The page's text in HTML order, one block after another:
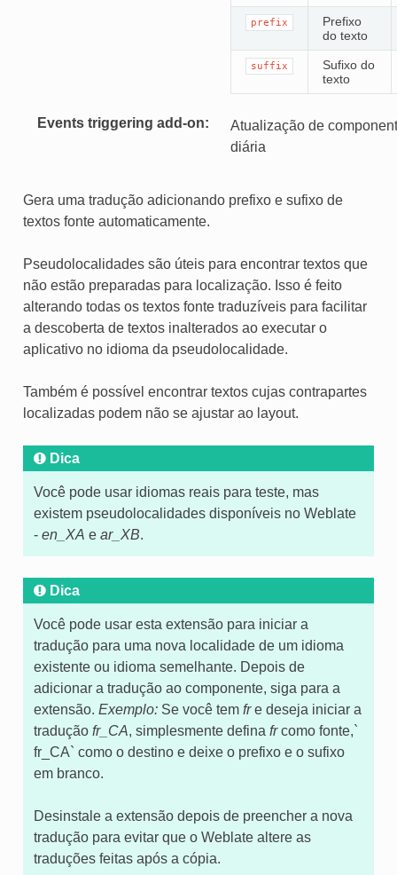
prefix
Prefixo
do texto
suffix
Sufixo do
texto
Events triggering add-on
Atualização de
diária
Gera uma tradução adicionando prefixo e sufixo de
textos fonte automaticamente.
Pseudolocalidades são úteis para encontrar textos que
não estão preparadas para localização. Isso é feito
alterando todas os textos fonte traduzíveis para facilitar
a descoberta de textos inalterados ao executar o
aplicativo no idioma da pseudolocalidade.
Também é possível encontrar textos cujas contrapartes
localizadas podem não se ajustar ao layout.
Dica
Você pode usar idiomas reais para teste, mas
existem pseudolocalidades disponíveis no Weblate
- en_XA e ar_XB.
Dica
Você pode usar esta extensão para iniciar a
tradução para uma nova localidade de um idioma
existente ou idioma semelhante. Depois de
adicionar a tradução ao componente, siga para a
extensão. Exemplo:Se você tem fre deseja iniciar a
tradução fr_CA, simplesmente defina frcomo fonte,`
fr_CA` como o destino e deixe o prefixo e o sufixo
em branco.
Desinstale a extensão depois de preencher a nova
tradução para evitar que o Weblate altere as
traduções feitas após a cópia.